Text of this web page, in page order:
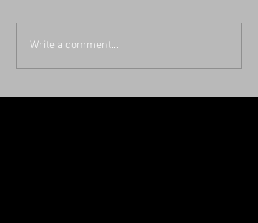
Write a comment...